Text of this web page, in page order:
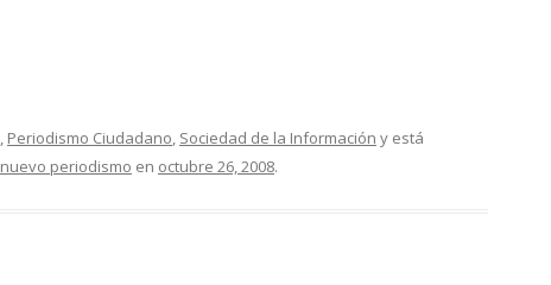
, Periodismo Ciudadano, Sociedad de la Información y está
nuevo periodismo en octubre 26, 2008.